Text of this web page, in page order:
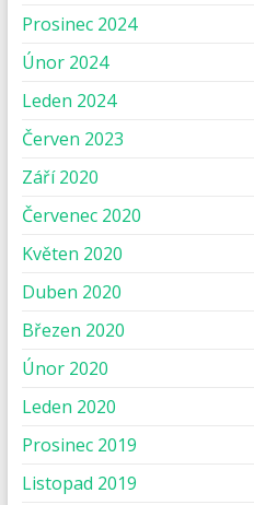
Prosinec 2024
Únor 2024
Leden 2024
Červen 2023
Září 2020
Červenec 2020
Květen 2020
Duben 2020
Březen 2020
Únor 2020
Leden 2020
Prosinec 2019
Listopad 2019